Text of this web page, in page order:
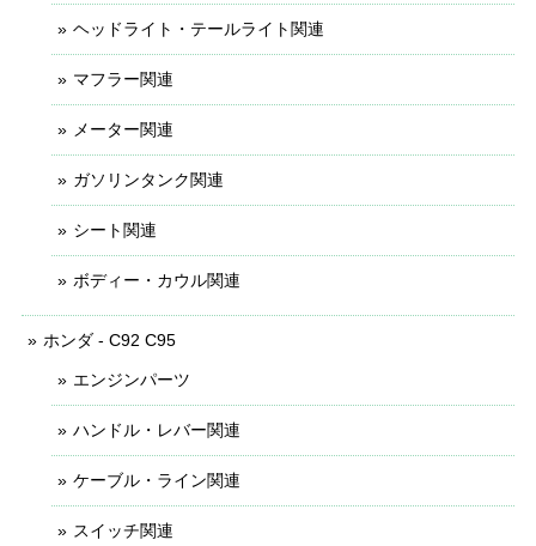
ヘッドライト・テールライト関連
マフラー関連
メーター関連
ガソリンタンク関連
シート関連
ボディー・カウル関連
ホンダ - C92 C95
エンジンパーツ
ハンドル・レバー関連
ケーブル・ライン関連
スイッチ関連